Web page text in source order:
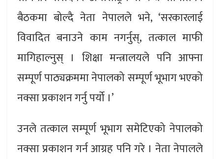
बैठकमा बोल्दै नेता नेपालले भने, ‘सरकारलाई
विवादित बनाउने काम नगर्नुस्, तत्काल माफी
मागिहाल्नुस् । शिक्षा मन्त्रालयले पनि आफ्ना
सम्पूर्ण पाठ्यक्रममा नेपालको सम्पूर्ण भूभाग भएको
नक्सा प्रकाशन गर्नु पर्यो ।’
उनले तत्काल सम्पूर्ण भूभाग समेटिएको नेपालको
नक्सा प्रकाशन गर्न आग्रह पनि गरे । नेता नेपालले